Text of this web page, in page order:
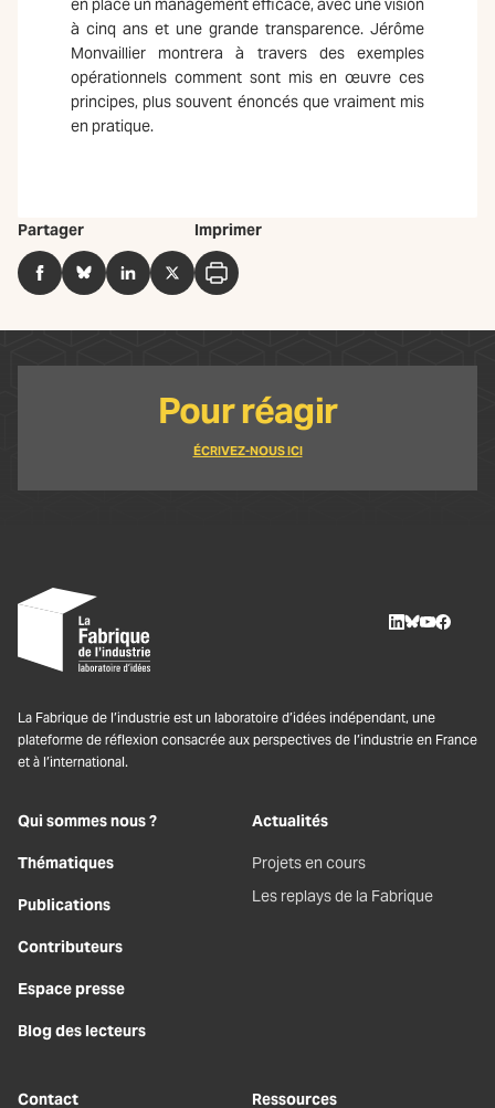
en place un management efficace, avec une vision
à cinq ans et une grande transparence. Jérôme
Monvaillier montrera à travers des exemples
opérationnels comment sont mis en œuvre ces
principes, plus souvent énoncés que vraiment mis
en pratique.
Partager
FacebookBlueSkyLinkedInTwitter
Imprimer
Imprimer
Pour réagir
ÉCRIVEZ-NOUS ICI
La Fabrique de l’industrie est un laboratoire d’idées indépendant, une
plateforme de réflexion consacrée aux perspectives de l’industrie en France
et à l’international.
Qui sommes nous ?
Thématiques
Publications
Contributeurs
Espace presse
Blog des lecteurs
Actualités
Projets en cours
Les replays de la Fabrique
Contact Ressources